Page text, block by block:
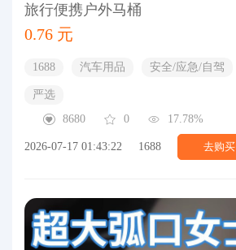
旅行便携户外马桶
0.76 元
1688 汽车用品 安全/应急/自驾
严选
8680
0 17.78%
2026-07-17 01:43:22 1688 去购买